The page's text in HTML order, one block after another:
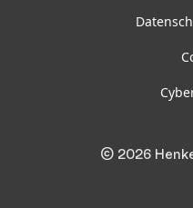
© 2026